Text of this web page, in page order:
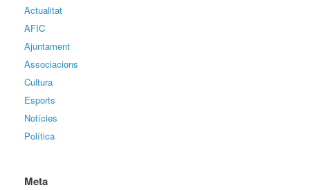
Actualitat
AFIC
Ajuntament
Associacions
Cultura
Esports
Notícies
Política
Meta